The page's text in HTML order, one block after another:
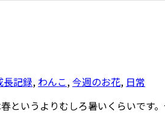
長記録, わんこ,今週のお花, 日常
いうよりむしろ暑いくらいです